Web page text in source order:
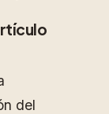
del